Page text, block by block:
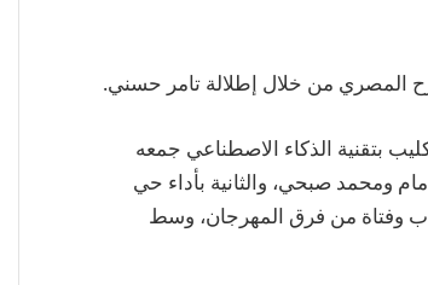
المصري من خلال إطلالة تامر حسني.
بتقنية الذكاء الاصطناعي جمعه
ومحمد صبحي، والثانية بأداء حي
قبل أن يعيدها للمرة الثالثة بمشاركة أكثر من 500 شاب وفتاة من فرق المهرجان، وسط